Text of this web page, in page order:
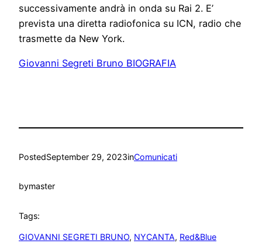
successivamente andrà in onda su Rai 2. E’
prevista una diretta radiofonica su ICN, radio che
trasmette da New York.
Giovanni Segreti Bruno BIOGRAFIA
PostedSeptember 29, 2023inComunicati
bymaster
Tags:
GIOVANNI SEGRETI BRUNO, NYCANTA, Red&Blue